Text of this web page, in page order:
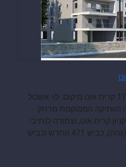
הפרוייקט: לוי אשכול 176 קרית אונו מיקום: לוי אשכול
הוותיקה הממוקמת מרחק
קרית אונו, וצמודה לנתיבי
הראשיים כמו כביש 4 (גהה), כביש 471 החדש וכביש